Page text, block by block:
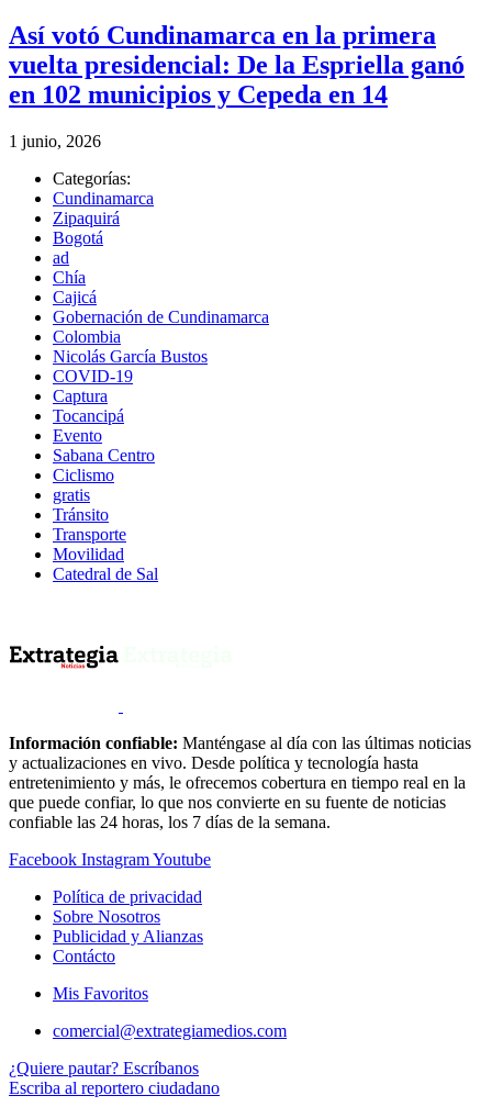
Así votó Cundinamarca en la primera
vuelta presidencial: De la Espriella ganó
en 102 municipios y Cepeda en 14
1 junio, 2026
Categorías:
Cundinamarca
Zipaquirá
Bogotá
ad
Chía
Cajicá
Gobernación de Cundinamarca
Colombia
Nicolás García Bustos
COVID-19
Captura
Tocancipá
Evento
Sabana Centro
Ciclismo
gratis
Tránsito
Transporte
Movilidad
Catedral de Sal
Información confiable: Manténgase al día con las últimas noticias
y actualizaciones en vivo. Desde política y tecnología hasta
entretenimiento y más, le ofrecemos cobertura en tiempo real en la
que puede confiar, lo que nos convierte en su fuente de noticias
confiable las 24 horas, los 7 días de la semana.
Facebook InstagramYoutube
Política de privacidad
Sobre Nosotros
Publicidad y Alianzas
Contácto
Mis Favoritos
comercial@extrategiamedios.com
¿Quiere pautar? Escríbanos
Escriba al reportero ciudadano